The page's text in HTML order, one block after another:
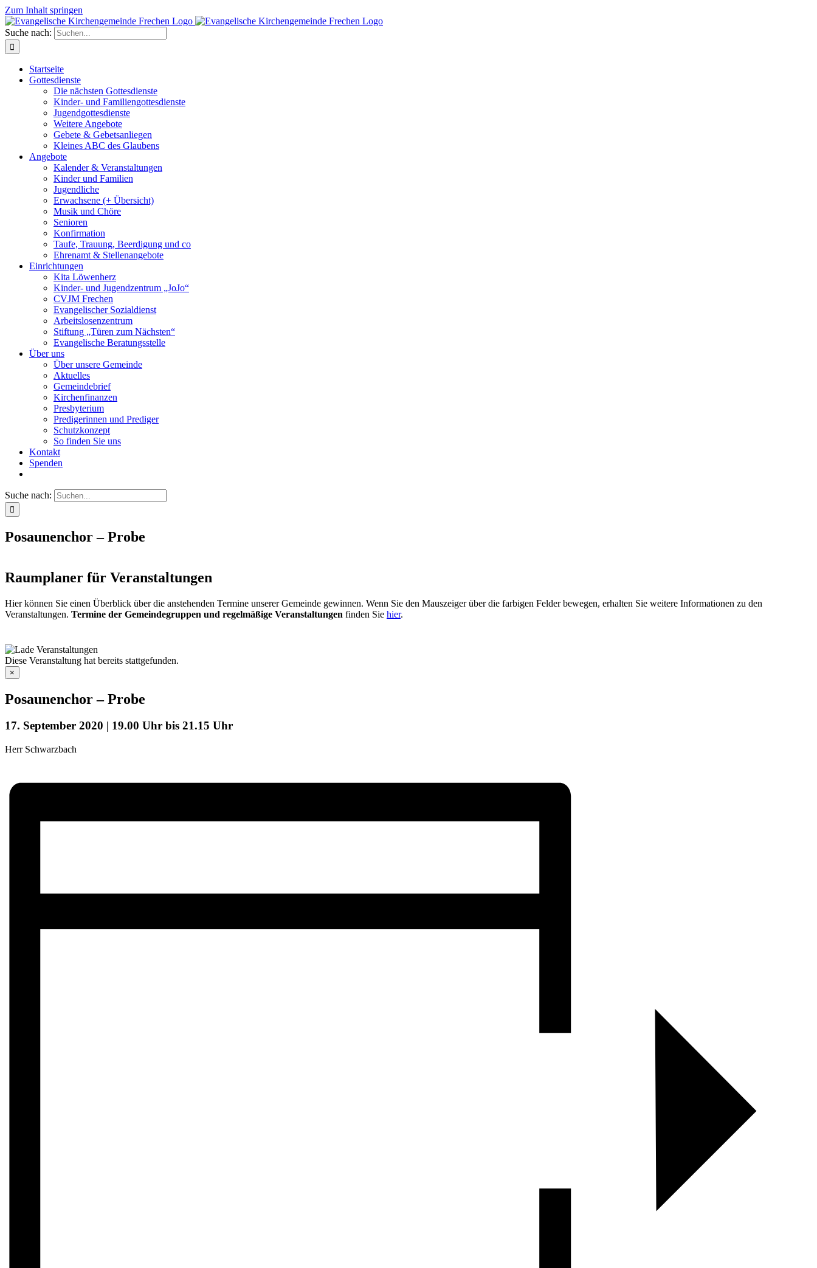
Zum Inhalt springen
Suche nach:
Startseite
Gottesdienste
Die nächsten Gottesdienste
Kinder- und Familiengottesdienste
Jugendgottesdienste
Weitere Angebote
Gebete & Gebetsanliegen
Kleines ABC des Glaubens
Angebote
Kalender & Veranstaltungen
Kinder und Familien
Jugendliche
Erwachsene (+ Übersicht)
Musik und Chöre
Senioren
Konfirmation
Taufe, Trauung, Beerdigung und co
Ehrenamt & Stellenangebote
Einrichtungen
Kita Löwenherz
Kinder- und Jugendzentrum „JoJo“
CVJM Frechen
Evangelischer Sozialdienst
Arbeitslosenzentrum
Stiftung „Türen zum Nächsten“
Evangelische Beratungsstelle
Über uns
Über unsere Gemeinde
Aktuelles
Gemeindebrief
Kirchenfinanzen
Presbyterium
Predigerinnen und Prediger
Schutzkonzept
So finden Sie uns
Kontakt
Spenden
Suche nach:
Posaunenchor – Probe
Raumplaner für Veranstaltungen
Hier können Sie einen Überblick über die anstehenden Termine unserer Gemeinde gewinnen. Wenn Sie den Mauszeiger über die farbigen Felder bewegen, erhalten Sie weitere Informationen zu den
Veranstaltungen. Termine der Gemeindegruppen und regelmäßige Veranstaltungen finden Sie hier.
Diese Veranstaltung hat bereits stattgefunden.
×
Posaunenchor – Probe
17. September 2020 | 19.00 Uhr bis 21.15 Uhr
Herr Schwarzbach